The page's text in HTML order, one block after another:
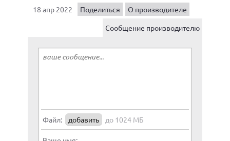
18 апр 2022
Поделиться
О производителе
Сообщение производителю
Файл: добавить до 1024 МБ